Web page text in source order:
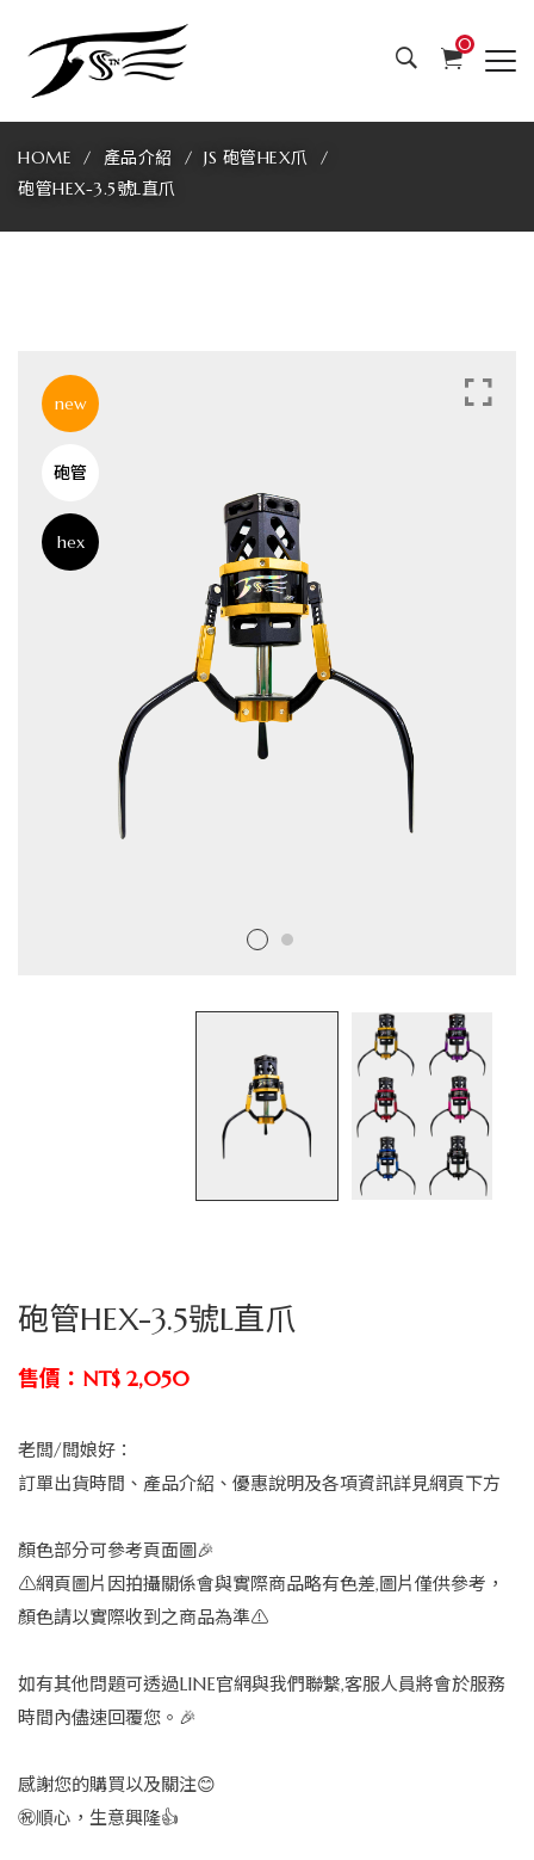
專
業
製
爪
用
娃
0
HOME 產品介紹
JS 砲管HEX爪
砲管HEX-3.5號L直爪
new
砲管
hex
砲管HEX-3.5號L直爪
售價：NT$ 2,050
老闆/闆娘好：
訂單出貨時間、產品介紹、優惠說明及各項資訊詳見網頁下方
顏色部分可參考頁面圖🎉
⚠️網頁圖片因拍攝關係會與實際商品略有色差,圖片僅供參考，
顏色請以實際收到之商品為準⚠️
如有其他問題可透過LINE官網與我們聯繫,客服人員將會於服務
時間內儘速回覆您。🎉
感謝您的購買以及關注😊
㊗️順心，生意興隆👍